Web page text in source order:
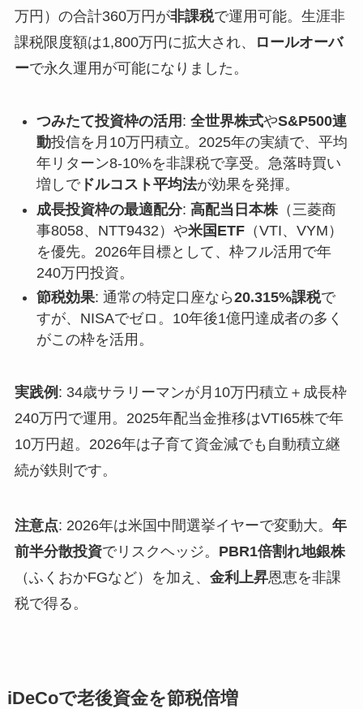
万円）の合計360万円が非課税で運用可能。生涯非
課税限度額は1,800万円に拡大され、
ロールオーバ
ーで永久運用が可能になりました。
つみたて投資枠の活用 : 全世界株式やS&P500連
動投信を月10万円積立。2025年の実績で、平均
年リターン8-10%を非課税で享受。急落時買い
増しでドルコスト平均法が効果を発揮。
成長投資枠の最適配分: 高配当日本株（三菱商
事8058、NTT9432）や米国ETF（VTI、VYM）
を優先。2026年目標として、枠フル活用で年
240万円投資。
節税効果: 通常の特定口座なら20.315%課税で
すが、NISAでゼロ。10年後1億円達成者の多く
がこの枠を活用。
実践例 : 34歳サラリーマンが月10万円積立＋成長枠
240万円で運用。2025年配当金推移はVTI65株で年
10万円超。2026年は子育て資金減でも自動積立継
続が鉄則です。
注意点: 2026年は米国中間選挙イヤーで変動大。 年
前半分散投資でリスクヘッジ。 PBR1倍割れ地銀株
（ふくおかFGなど）を加え、 金利上昇恩恵を非課
税で得る。
iDeCoで老後資金を節税倍増